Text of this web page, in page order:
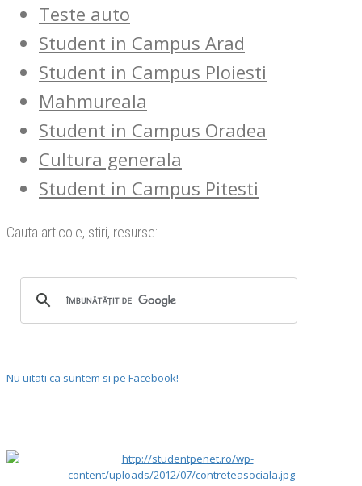
Teste auto
Student in Campus Arad
Student in Campus Ploiesti
Mahmureala
Student in Campus Oradea
Cultura generala
Student in Campus Pitesti
Cauta articole, stiri, resurse:
Nu uitati ca suntem si pe Facebook!